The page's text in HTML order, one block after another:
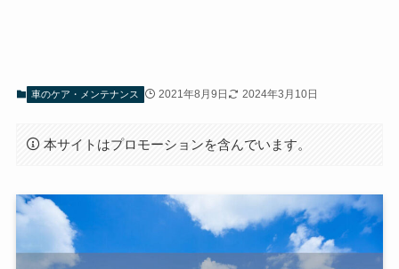
車のケア・メンテナンス 2021年8月9日 2024年3月10日
本サイトはプロモーションを含んでいます。